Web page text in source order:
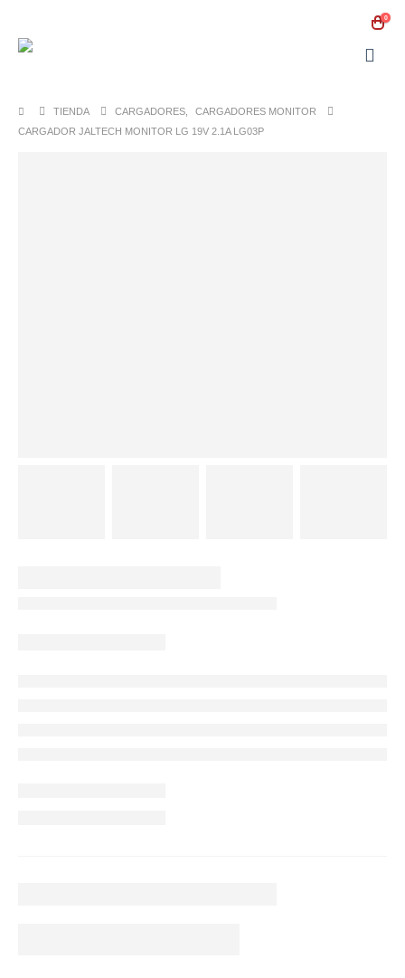
0
TIENDA CARGADORES
CARGADORES MONITOR
CARGADOR JALTECH MONITOR LG 19V 2.1A LG03P